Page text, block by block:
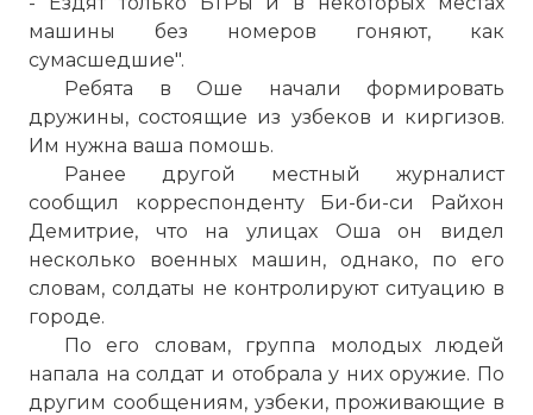
машины без номеров гоняют, как
сумасшедшие".
Ребята в Оше начали формировать
дружины, состоящие из узбеков и киргизов.
Им нужна ваша помошь.
Ранее другой местный журналист
сообщил корреспонденту Би-би-си Райхон
Демитрие, что на улицах Оша он видел
несколько военных машин, однако, по его
словам, солдаты не контролируют ситуацию в
городе.
По его словам, группа молодых людей
напала на солдат и отобрала у них оружие. По
другим сообщениям, узбеки, проживающие в
☓